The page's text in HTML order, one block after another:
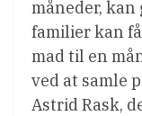
måneder,
familier kan
mad til en
ved at samle
Astrid Rask,